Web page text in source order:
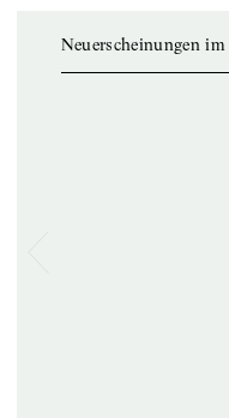
Neuerscheinungen